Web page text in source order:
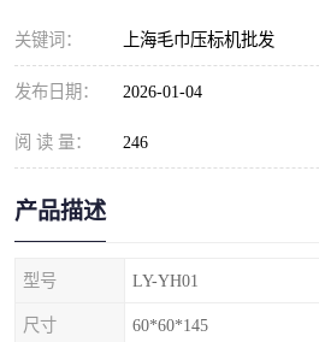
关键词： 上海毛巾压标机批发
发布日期： 2026-01-04
阅 读 量： 246
产品描述
型号 LY-YH01
尺寸 60*60*145